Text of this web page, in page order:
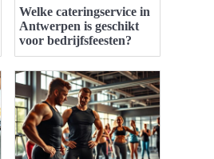
Welke cateringservice in
Antwerpen is geschikt
voor bedrijfsfeesten?